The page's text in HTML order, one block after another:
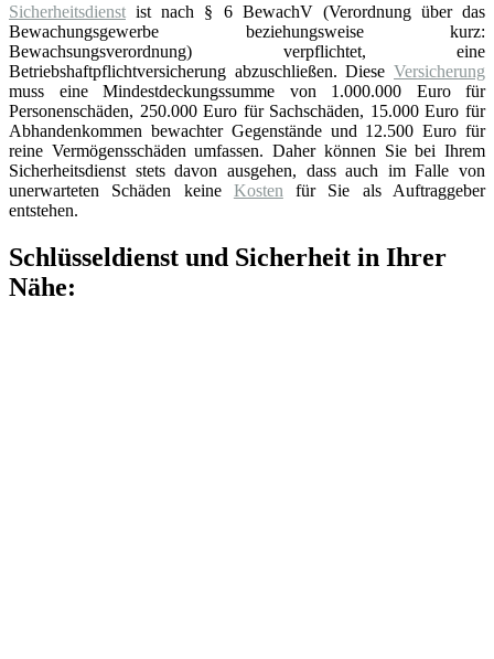
Sicherheitsdienst ist nach § 6 BewachV (Verordnung über das
Bewachungsgewerbe beziehungsweise kurz:
Bewachsungsverordnung) verpflichtet, eine
Betriebshaftpflichtversicherung abzuschließen. Diese Versicherung
muss eine Mindestdeckungssumme von 1.000.000 Euro für
Personenschäden, 250.000 Euro für Sachschäden, 15.000 Euro für
Abhandenkommen bewachter Gegenstände und 12.500 Euro für
reine Vermögensschäden umfassen. Daher können Sie bei Ihrem
Sicherheitsdienst stets davon ausgehen, dass auch im Falle von
unerwarteten Schäden keine Kosten für Sie als Auftraggeber
entstehen.
Schlüsseldienst und Sicherheit in Ihrer
Nähe: